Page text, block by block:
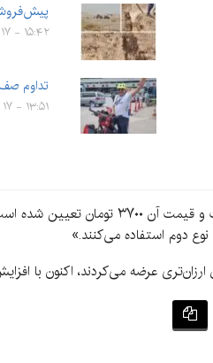
پیش‌فروش
۱۵:۴۲ - ۱۷ مرداد ۱۴۰۵
تداوم
۱۳:۵۱ - ۱۷ مرداد ۱۴۰۵
در نانوایی‌های دولتی استان کرمان،
نوع دوم استفاده می‌کنند.»
ارزان‌تری عرضه می‌کردند، اکنون با